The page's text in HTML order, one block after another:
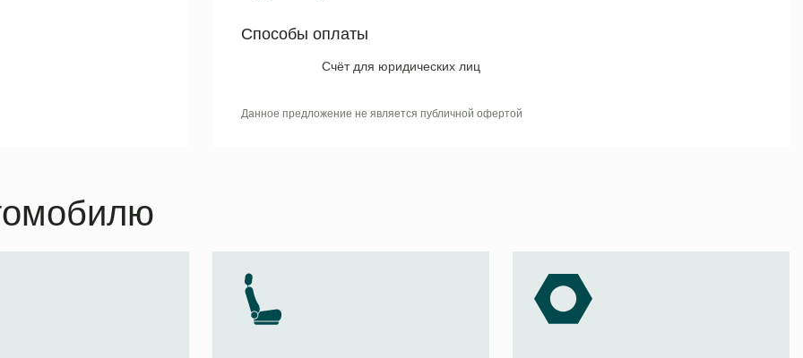
Способы оплаты
Счёт для юридических лиц
Данное предложение не является публичной офертой